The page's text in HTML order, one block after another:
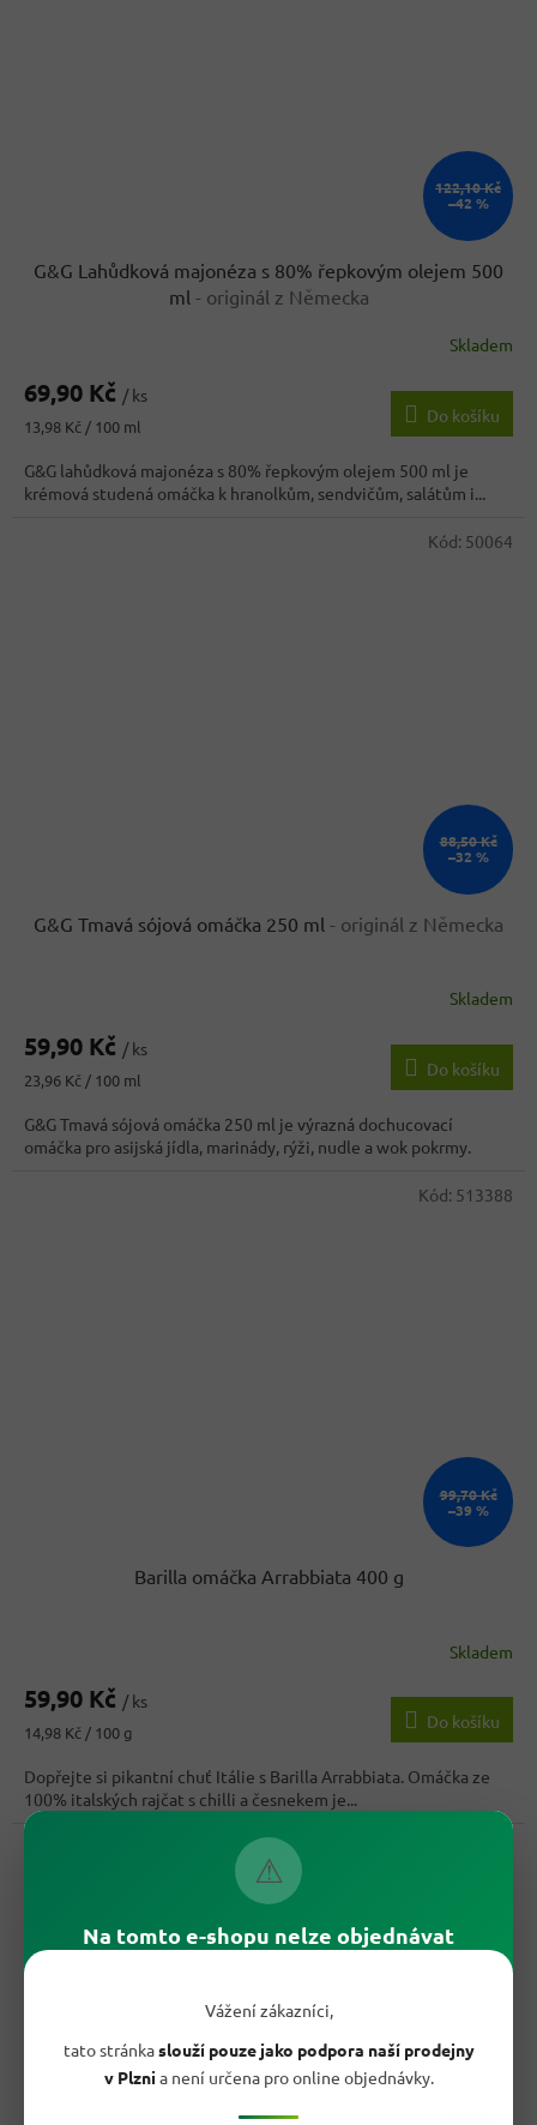
⚠
Na tomto e-shopu nelze objednávat
Vážení zákazníci,
tato stránkaslouží pouze jako podpora naší prodejny
v Plznia není určena pro online objednávky.
122,10 Kč
–42 %
G&G Lahůdková majonéza s 80% řepkovým olejem 500
ml - originál z Německa
produktu
4,3
z
5
hvězdiček.
Skladem
69,90 Kč / ks
Měrná
13,98 Kč / 100 ml
Do košíku
G&G lahůdková majonéza s 80% řepkovým olejem 500 ml je
krémová studená omáčka k hranolkům, sendvičům, salátům i...
88,50 Kč
–32 %
G&G Tmavá sójová omáčka 250 ml - originál z Německa
produktu
5,0
z
5
hvězdiček.
Skladem
59,90 Kč / ks
Měrná
23,96 Kč / 100 ml
Do košíku
G&G Tmavá sójová omáčka 250 ml je výrazná dochucovací
omáčka pro asijská jídla, marinády, rýži, nudle a wok pokrmy.
Kód: 50064
99,70 Kč
–39 %
Barilla omáčka Arrabbiata 400 g
produktu
5,0
z
5
hvězdiček.
Skladem
59,90 Kč / ks
Měrná
14,98 Kč / 100 g
Do košíku
Dopřejte si pikantní chuť Itálie s Barilla Arrabbiata. Omáčka ze
100% italských rajčat s chilli a česnekem je...
Kód: 513388